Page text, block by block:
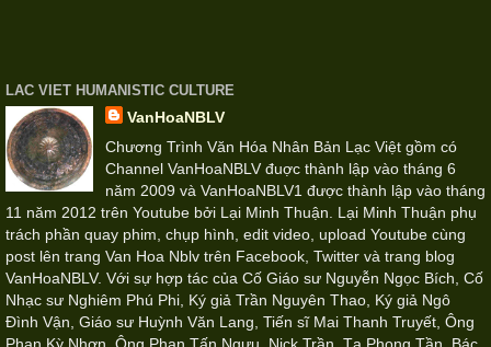
LAC VIET HUMANISTIC CULTURE
VanHoaNBLV
Chương Trình Văn Hóa Nhân Bản Lạc Việt gồm có
Channel VanHoaNBLV đuợc thành lập vào tháng 6
năm 2009 và VanHoaNBLV1 được thành lập vào tháng
11 năm 2012 trên Youtube bởi Lại Minh Thuận. Lại Minh Thuận phụ
trách phần quay phim, chụp hình, edit video, upload Youtube cùng
post lên trang Van Hoa Nblv trên Facebook, Twitter và trang blog
VanHoaNBLV. Với sự hợp tác của Cố Giáo sư Nguyễn Ngọc Bích, Cố
Nhạc sư Nghiêm Phú Phi, Ký giả Trần Nguyên Thao, Ký giả Ngô
Đình Vận, Giáo sư Huỳnh Văn Lang, Tiến sĩ Mai Thanh Truyết, Ông